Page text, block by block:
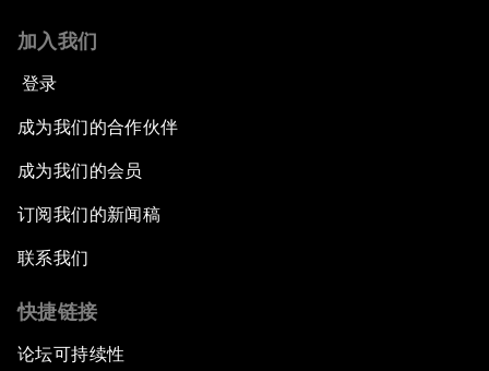
加入我们
登录
成为我们的合作伙伴
成为我们的会员
订阅我们的新闻稿
联系我们
快捷链接
论坛可持续性